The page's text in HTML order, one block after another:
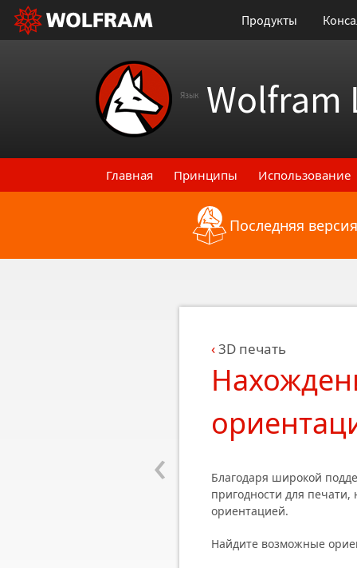
Продукты
Язык Wolfram
Главная Принципы Использование
Назад к последнимПоследняя
‹
3D печать
Благодаря широкой
пригодности для
ориентацией.
Найдите возможные